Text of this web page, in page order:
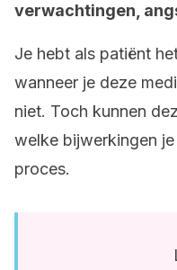
verwachtingen,
Je hebt als patiënt
wanneer je deze
niet. Toch kunnen
welke bijwerkingen
proces.